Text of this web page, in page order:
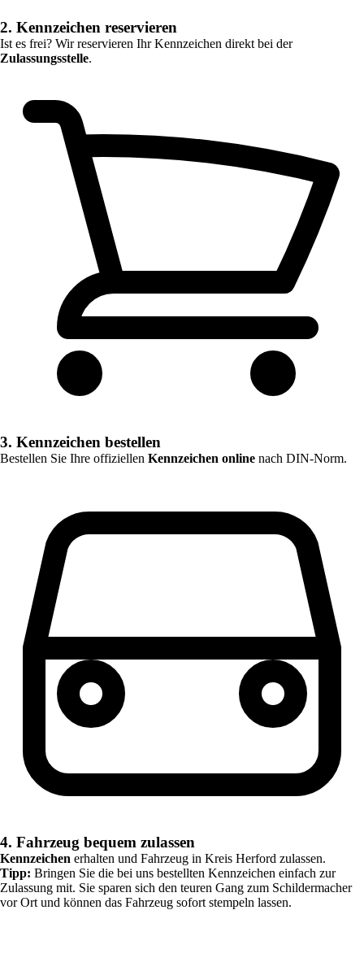
2. Kennzeichen reservieren
Ist es frei? Wir reservieren Ihr Kennzeichen direkt bei der
Zulassungsstelle.
3. Kennzeichen bestellen
Bestellen Sie Ihre offiziellen Kennzeichen online nach DIN-Norm.
4. Fahrzeug bequem zulassen
Kennzeichen erhalten und Fahrzeug in Kreis Herford zulassen.
Tipp: Bringen Sie die bei uns bestellten Kennzeichen einfach zur
Zulassung mit. Sie sparen sich den teuren Gang zum Schildermacher
vor Ort und können das Fahrzeug sofort stempeln lassen.